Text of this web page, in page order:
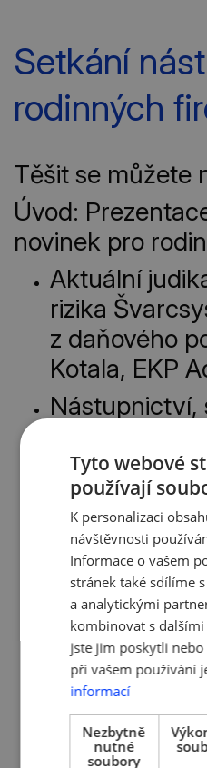
Setkání
rodinných
Těšit se můžete
Úvod:
novinek pro
Aktuální
rizika
z daňového
Kotala, EKP
- JUDr.
Ondřej
PARTNERS
kancelář
Příběh
Steinerová a
Pražská
(Steiner &
Slido anketa
na téma
Tyto webové
používají
K personalizaci
návštěvnosti
Informace o vašem
stránek také sdílíme
a analytickými
kombinovat s
jste jim poskytli
při vašem používání
informací
Nezbytně
nutné
soubory